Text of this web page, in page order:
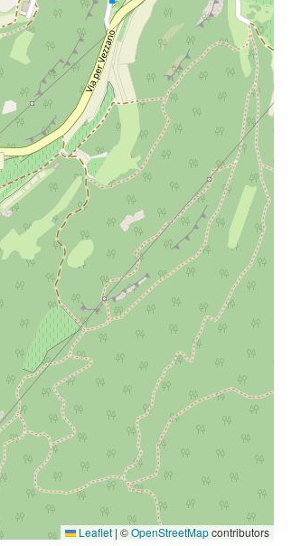
Leaflet | ©OpenStreetMapcontributors